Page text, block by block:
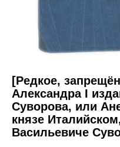
[Редкое,
Александра I
Суворова, или
князе
Васильевиче